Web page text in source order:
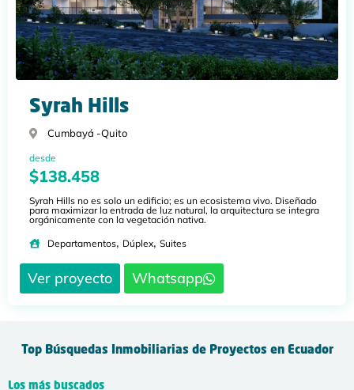
Syrah Hills
Cumbayá -Quito
desde
$138.458
Syrah Hills no es solo un edificio; es un ecosistema vivo. Diseñado
para maximizar la entrada de luz natural, la arquitectura se integra
orgánicamente con la vegetación nativa.
Departamentos, Dúplex, Suites
Ver proyecto Whatsapp
Top Búsquedas Inmobiliarias de Proyectos en Ecuador
Los más buscados